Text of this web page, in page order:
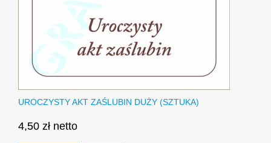
UROCZYSTY AKT ZAŚLUBIN DUŻY (SZTUKA)
4,50 zł netto